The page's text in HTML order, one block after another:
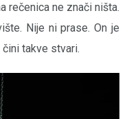
rečenica ne znači ništa.
Nije ni prase. On je
takve stvari.